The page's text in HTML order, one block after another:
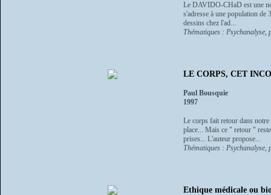
Le DAVIDO-CHaD est une
s'adresse à une population de
dessins chez l'ad...
Thématiques : Psychanalyse,
LE CORPS, CET
Paul Bousquie
1997
Le corps fait retour dans notre
place... Mais ce " retour "
prises... L'auteur propose...
Thématiques : Psychanalyse,
Ethique médicale ou